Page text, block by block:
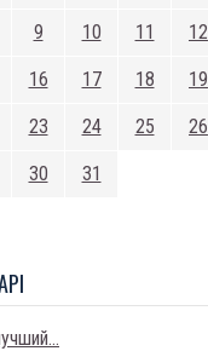
9 10 11 12
16 17 18 19
23 24 25 26
30
31